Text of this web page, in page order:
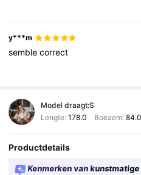
y***m
semblecorrect
Model draagt:S
Lengte: 178.0 Boezem:84.0
Productdetails
Kenmerken van